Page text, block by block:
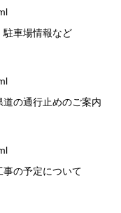
駐車場情報など
の通行止めのご案内
の予定について